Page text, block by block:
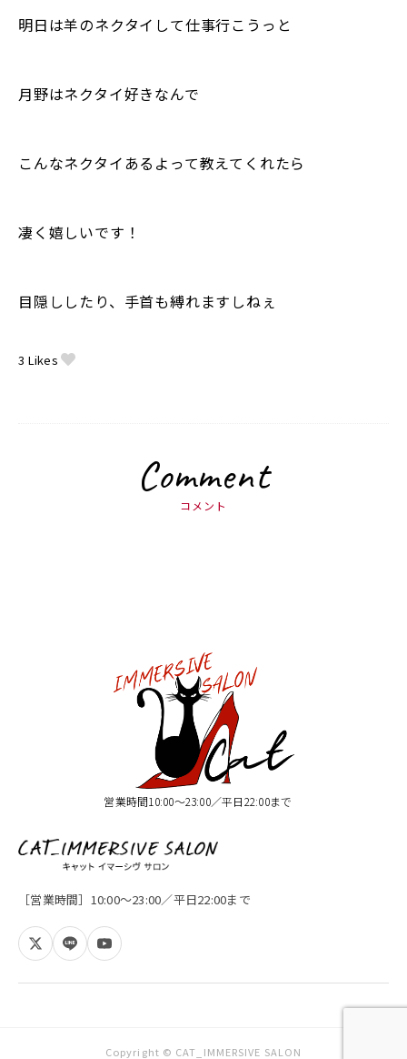
明日は羊のネクタイして仕事行こうっと
月野はネクタイ好きなんで
こんなネクタイあるよって教えてくれたら
凄く嬉しいです！
目隠ししたり、手首も縛れますしねぇ
3 Likes
Comment
コメント
営業時間10:00〜23:00／平日22:00まで
［営業時間］10:00〜23:00／平日22:00まで
Copyright © CAT_IMMERSIVE SALON